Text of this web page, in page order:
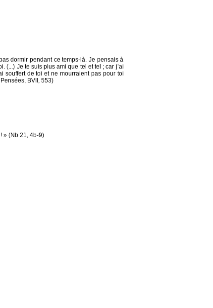
dormir pendant ce temps-là. Je pensais à
(...) Je te suis plus ami que tel et tel ; car j’ai
souffert de toi et ne mourraient pas pour toi
BVII, 553)
» (Nb 21, 4b-9)